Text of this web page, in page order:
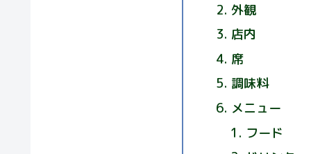
外観
店内
席
調味料
メニュー
フード